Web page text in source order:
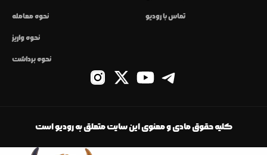
نحوه معامله
نحوه واریز
نحوه برداشت
تماس با رودیو
کلیه حقوق مادی و معنوی این سایت متعلق به رودیو است